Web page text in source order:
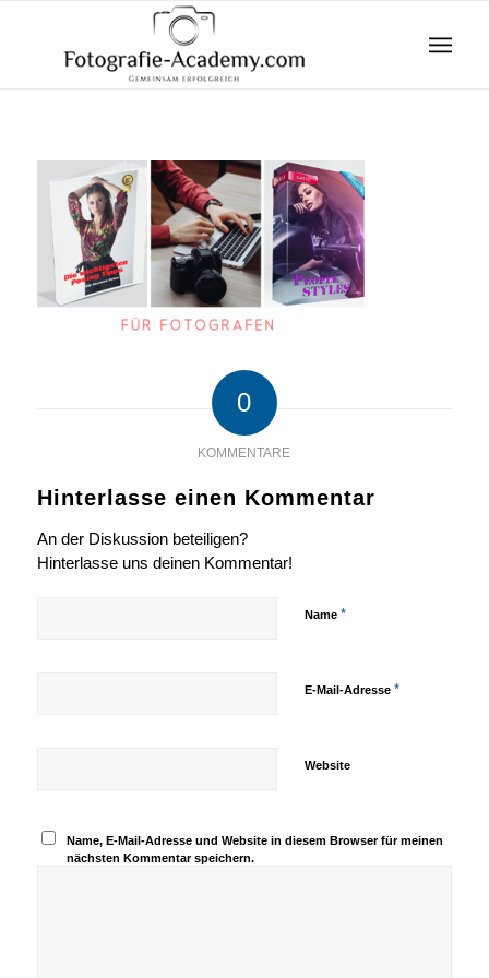
0
KOMMENTARE
Hinterlasse einen Kommentar
An der Diskussion beteiligen?
Hinterlasse uns deinen Kommentar!
Name *
E-Mail-Adresse *
Website
Name, E-Mail-Adresse und Website in diesem Browser für meinen
nächsten Kommentar speichern.